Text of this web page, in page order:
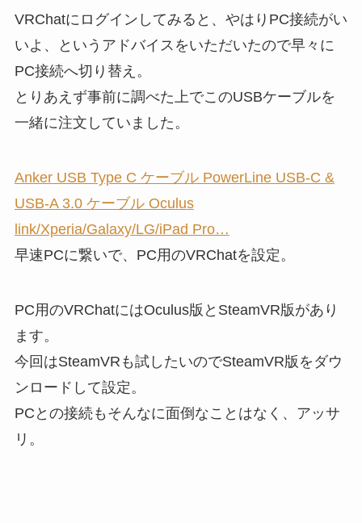
VRChatにログインしてみると、やはりPC接続がい
いよ、というアドバイスをいただいたので早々に
PC接続へ切り替え。
とりあえず事前に調べた上でこのUSBケーブルを
一緒に注文していました。
Anker USB Type C ケーブル PowerLine USB-C &
USB-A 3.0 ケーブル Oculus
link/Xperia/Galaxy/LG/iPad Pro…
早速PCに繋いで、PC用のVRChatを設定。
PC用のVRChatにはOculus版とSteamVR版があり
ます。
今回はSteamVRも試したいのでSteamVR版をダウ
ンロードして設定。
PCとの接続もそんなに面倒なことはなく、アッサ
リ。